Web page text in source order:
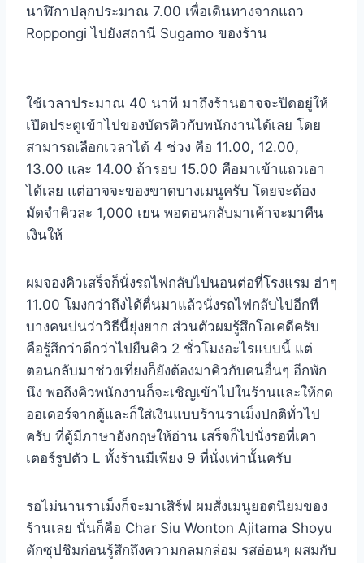
นาฬิกาปลุกประมาณ 7.00 เพื่อเดินทางจากแถว
Roppongi ไปยังสถานี Sugamo ของร้าน
ใช้เวลาประมาณ 40 นาที มาถึงร้านอาจจะปิดอยู่ให้
เปิดประตูเข้าไปของบัตรคิวกับพนักงานได้เลย โดย
สามารถเลือกเวลาได้ 4 ช่วง คือ 11.00, 12.00,
13.00 และ 14.00 ถ้ารอบ 15.00 คือมาเข้าแถวเอา
ได้เลย แต่อาจจะของขาดบางเมนูครับ โดยจะต้อง
มัดจำคิวละ 1,000 เยน พอตอนกลับมาเค้าจะมาคืน
เงินให้
ผมจองคิวเสร็จก็นั่งรถไฟกลับไปนอนต่อที่โรงแรม ฮ่าๆ
11.00 โมงกว่าถึงได้ตื่นมาแล้วนั่งรถไฟกลับไปอีกที
บางคนบ่นว่าวิธีนี้ยุ่งยาก ส่วนตัวผมรู้สึกโอเคดีครับ
คือรู้สึกว่าดีกว่าไปยืนคิว 2 ชั่วโมงอะไรแบบนี้ แต่
ตอนกลับมาช่วงเที่ยงก็ยังต้องมาคิวกับคนอื่นๆ อีกพัก
นึง พอถึงคิวพนักงานก็จะเชิญเข้าไปในร้านและให้กด
ออเดอร์จากตู้และก็ใส่เงินแบบร้านราเม็งปกติทั่วไป
ครับ ที่ตู้มีภาษาอังกฤษให้อ่าน เสร็จก็ไปนั่งรอที่เคา
เตอร์รูปตัว L ทั้งร้านมีเพียง 9 ที่นั่งเท่านั้นครับ
รอไม่นานราเม็งก็จะมาเสิร์ฟ ผมสั่งเมนูยอดนิยมของ
ร้านเลย นั่นก็คือ Char Siu Wonton Ajitama Shoyu
ตักซุปชิมก่อนรู้สึกถึงความกลมกล่อม รสอ่อนๆ ผสมกับ